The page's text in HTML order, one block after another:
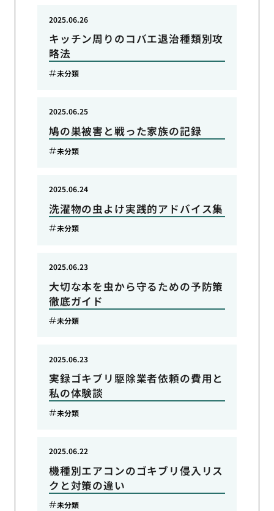
キッチン周りのコバエ退治種類別攻
略法
2025.06.26
未分類
鳩の巣被害と戦った家族の記録
2025.06.25
未分類
洗濯物の虫よけ実践的アドバイス集
2025.06.24
未分類
大切な本を虫から守るための予防策
徹底ガイド
2025.06.23
未分類
実録ゴキブリ駆除業者依頼の費用と
私の体験談
2025.06.23
未分類
機種別エアコンのゴキブリ侵入リス
クと対策の違い
2025.06.22
未分類